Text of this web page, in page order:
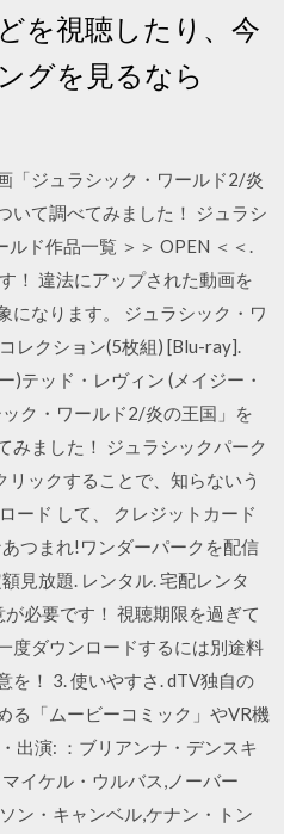
を視聴したり、今
グを見るなら
「ジュラシック・ワールド2/炎
いて調べてみました！ ジュラシ
ド作品一覧 ＞＞ OPEN ＜＜.
！ 違法にアップされた動画を
になります。 ジュラシック・ワ
レクション(5枚組) [Blu-ray].
)テッド・レヴィン (メイジー・
ク・ワールド2/炎の王国」を
みました！ ジュラシックパーク
ックすることで、知らないう
ード して、 クレジットカード
つまれ!ワンダーパークを配信
見放題. レンタル. 宅配レンタ
必要です！ 視聴期限を過ぎて
度ダウンロードするには別途料
を！ 3. 使いやすさ. dTV独自の
る「ムービーコミック」やVR機
出演: ：ブリアンナ・デンスキ
イケル・ウルバス,ノーバー
ン・キャンベル,ケナン・トン